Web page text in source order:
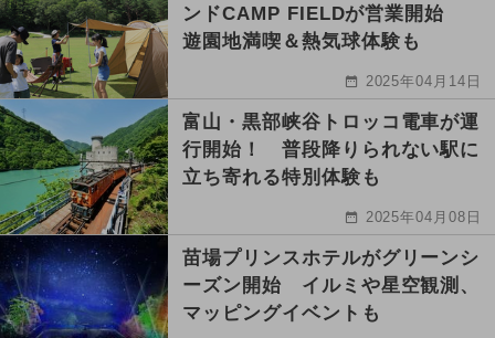
ンドCAMP FIELDが営業開始
遊園地満喫＆熱気球体験も
2025年04月14日
富山・黒部峡谷トロッコ電車が運
行開始！ 普段降りられない駅に
立ち寄れる特別体験も
2025年04月08日
苗場プリンスホテルがグリーンシ
ーズン開始 イルミや星空観測、
マッピングイベントも